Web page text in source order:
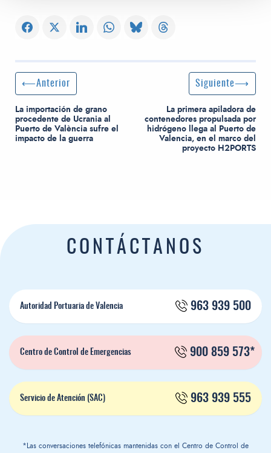
Navegación de entradas
Entrada anterior:
Anterior
La importación de grano
procedente de Ucrania al
Puerto de València sufre el
impacto de la guerra
Siguiente entrada
Siguiente
La primera apiladora de
contenedores propulsada por
hidrógeno llega al Puerto de
Valencia, en el marco del
proyecto H2PORTS
CONTÁCTANOS
Autoridad Portuaria de Valencia 963 939 500
Centro de Control de Emergencias 900 859 573*
Servicio de Atención (SAC) 963 939 555
*Las conversaciones telefónicas mantenidas con el Centro de Control de